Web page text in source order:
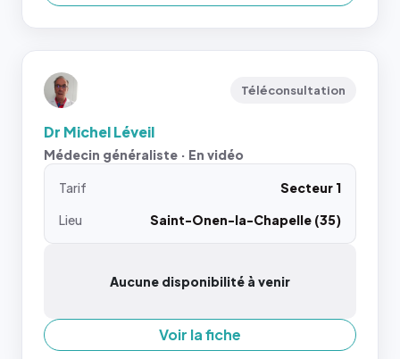
Téléconsultation
Dr Michel Léveil
Médecin généraliste · En vidéo
Tarif
Secteur 1
Lieu
Saint-Onen-la-Chapelle (35)
Aucune disponibilité à venir
Voir la fiche